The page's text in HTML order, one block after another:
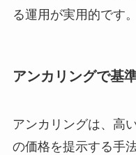
る運用が実用的です。
アンカリングで基
アンカリングは、高
の価格を提示する手